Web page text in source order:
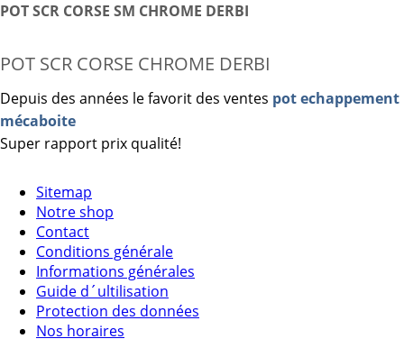
POT SCR CORSE SM CHROME DERBI
POT SCR CORSE CHROME DERBI
Depuis des années le favorit des ventes pot echappement
mécaboite
Super rapport prix qualité!
Sitemap
Notre shop
Contact
Conditions générale
Informations générales
Guide d´ultilisation
Protection des données
Nos horaires